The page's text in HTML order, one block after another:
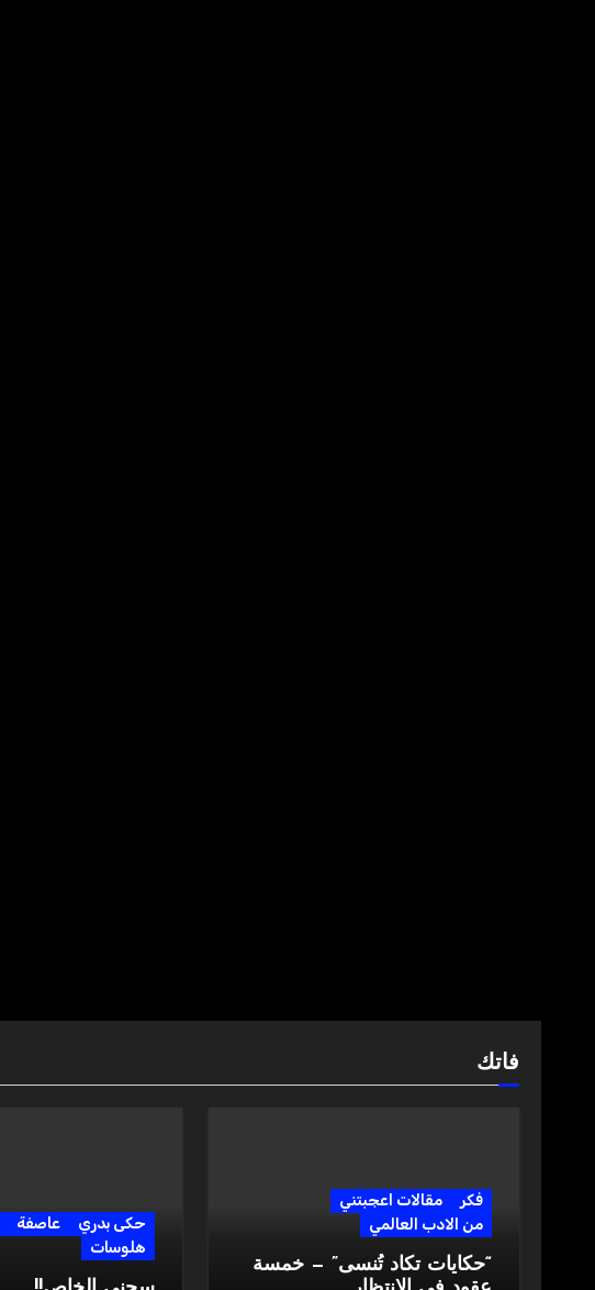
فاتك
فكر
مقالات اعجبتني
من الادب العالمي
“حكايات تكاد تُنسى” — خمسة
حكى بدري عاصفة
هلوسات